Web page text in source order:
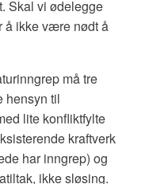
Skal vi ødelegge
å ikke være nødt å
må tre
hensyn til
lite konfliktfylte
kraftverk
har inngrep) og
ikke sløsing.